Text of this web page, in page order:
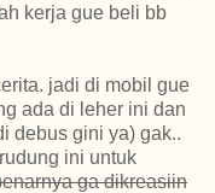
kerja gue beli bb
jadi di mobil gue
ada di leher ini dan
debus gini ya) gak..
ini untuk
ga dikreasiin